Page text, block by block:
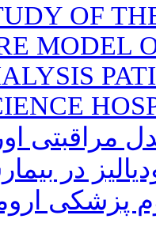
OF
MODEL
مراقبتی
در
پزشکی